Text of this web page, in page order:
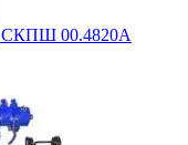
СКПШ 00.4820А